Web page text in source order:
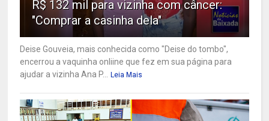
R$ 132 mil para vizinha com câncer:
"Comprar a casinha dela"
Deise Gouveia, mais conhecida como "Deise do tombo",
encerrou a vaquinha onliine que fez em sua página para
ajudar a vizinha Ana P...
Leia Mais